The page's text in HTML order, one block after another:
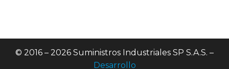
© 2016 – 2026 Suministros Industriales SP S.A.S. –
Desarrollo